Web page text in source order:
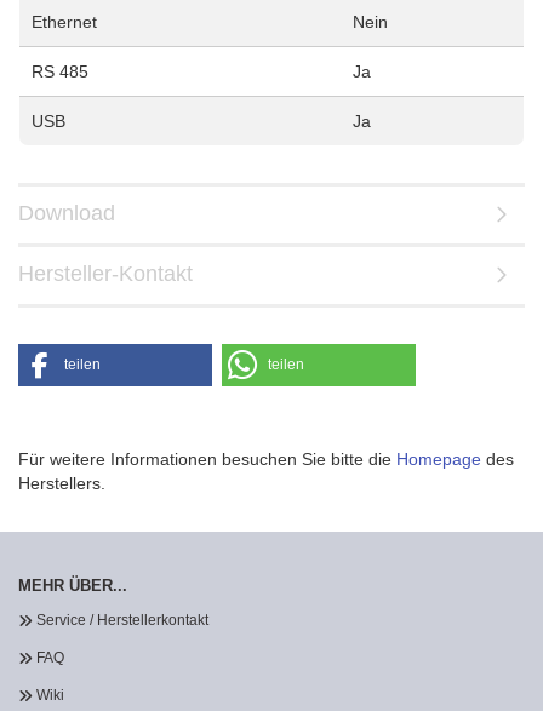
Ethernet Nein
RS 485 Ja
USB Ja
Download
Hersteller-Kontakt
teilen teilen
Für weitere Informationen besuchen Sie bitte die Homepage des
Herstellers.
MEHR ÜBER...
Service / Herstellerkontakt
FAQ
Wiki